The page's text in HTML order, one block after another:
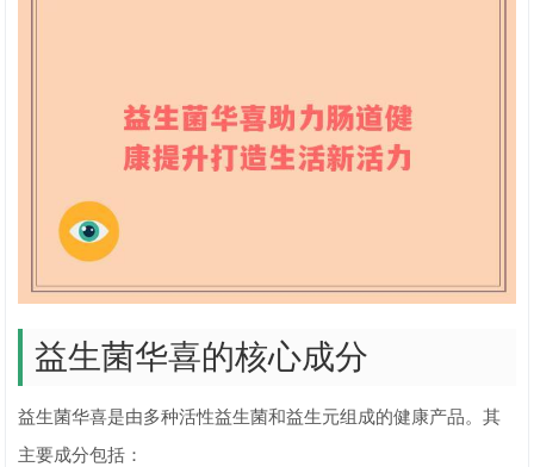
益生菌华喜的核心成分
益生菌华喜是由多种活性益生菌和益生元组成的健康产品。其
主要成分包括：